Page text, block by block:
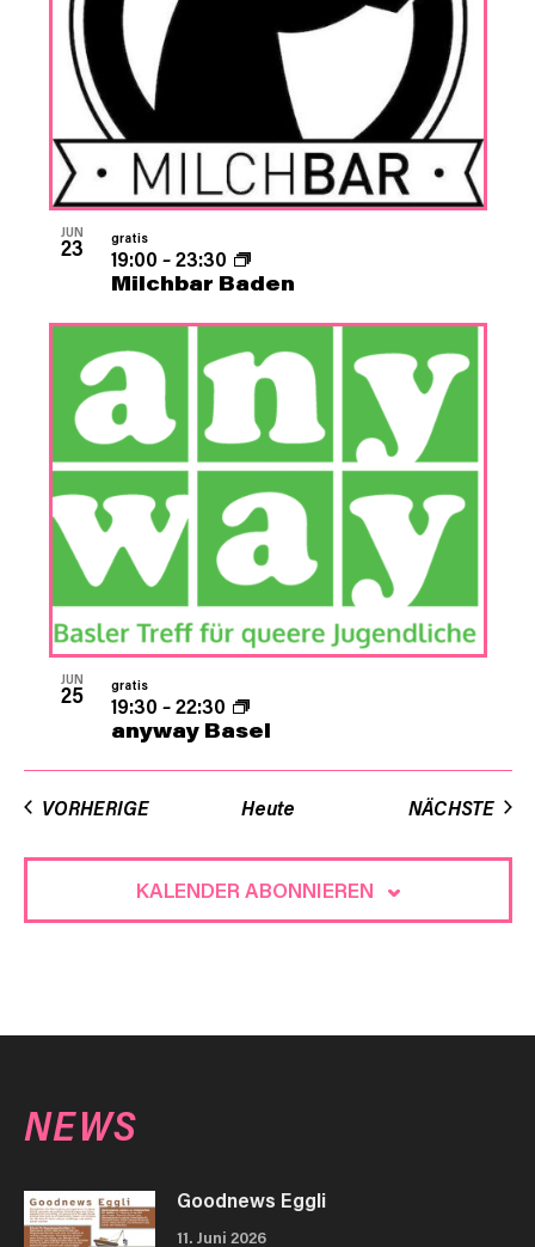
JUN
23
Milchbar Baden
19:00 –23:30
gratis
JUN
25
anyway Basel
19:30 –22:30
gratis
VORHERIGE Heute NÄCHSTE
KALENDER ABONNIEREN
NEWS
Goodnews Eggli
11. Juni 2026